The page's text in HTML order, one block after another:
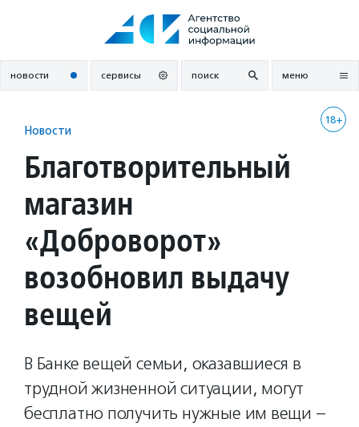
новости сервисы поиск меню
18+
Новости
Благотворительный
магазин
«Доброворот»
возобновил выдачу
вещей
В Банке вещей семьи, оказавшиеся в
трудной жизненной ситуации, могут
бесплатно получить нужные им вещи –